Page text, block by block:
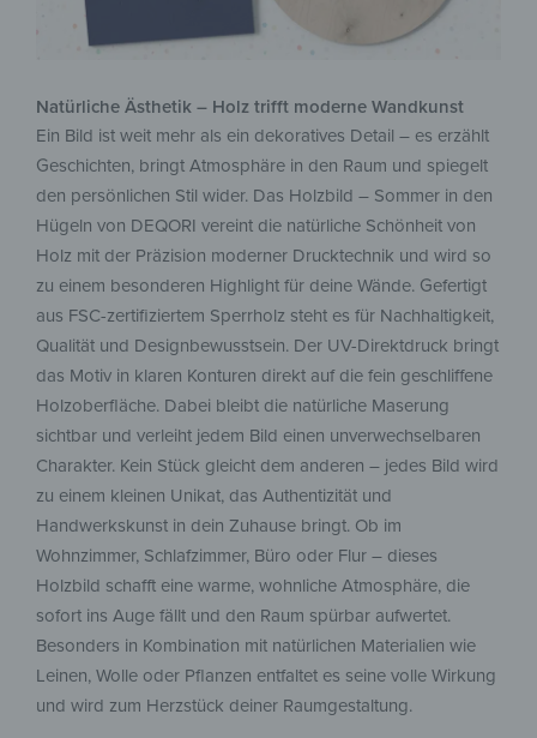
Natürliche Ästhetik – Holz trifft moderne Wandkunst
Ein Bild ist weit mehr als ein dekoratives Detail – es erzählt
Geschichten, bringt Atmosphäre in den Raum und spiegelt
den persönlichen Stil wider. Das Holzbild – Sommer in den
Hügeln von DEQORI vereint die natürliche Schönheit von
Holz mit der Präzision moderner Drucktechnik und wird so
zu einem besonderen Highlight für deine Wände. Gefertigt
aus FSC-zertifiziertem Sperrholz steht es für Nachhaltigkeit,
Qualität und Designbewusstsein. Der UV-Direktdruck bringt
das Motiv in klaren Konturen direkt auf die fein geschliffene
Holzoberfläche. Dabei bleibt die natürliche Maserung
sichtbar und verleiht jedem Bild einen unverwechselbaren
Charakter. Kein Stück gleicht dem anderen – jedes Bild wird
zu einem kleinen Unikat, das Authentizität und
Handwerkskunst in dein Zuhause bringt. Ob im
Wohnzimmer, Schlafzimmer, Büro oder Flur – dieses
Holzbild schafft eine warme, wohnliche Atmosphäre, die
sofort ins Auge fällt und den Raum spürbar aufwertet.
Besonders in Kombination mit natürlichen Materialien wie
Leinen, Wolle oder Pflanzen entfaltet es seine volle Wirkung
und wird zum Herzstück deiner Raumgestaltung.